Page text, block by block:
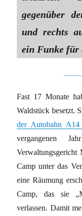
gegenüber
und rechts
ein Funke für
Fast 17 Monate
Waldstück besetzt.
der Autobahn
vergangenen
Verwaltungsgericht
Camp unter das
eine Räumung
Camp, das sie
verlassen. Damit